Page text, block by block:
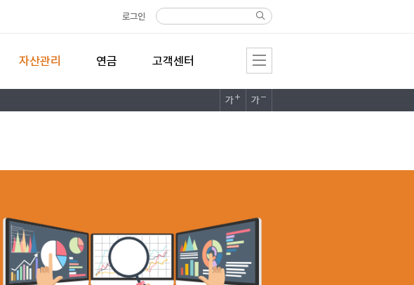
로그인
자산관리 연금 고객센터